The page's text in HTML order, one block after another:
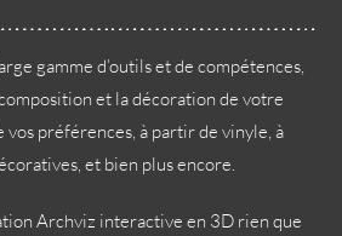
gamme d’outils et de compétences,
et la décoration de votre
vos préférences, à partir de vinyle, à
et bien plus encore.
Archviz interactive en 3D rien que